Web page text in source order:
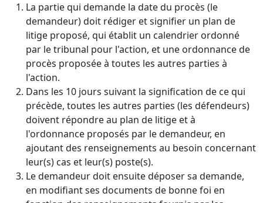
La partie qui demande la date du procès (le
demandeur) doit rédiger et signifier un plan de
litige proposé, qui établit un calendrier ordonné
par le tribunal pour l'action, et une ordonnance de
procès proposée à toutes les autres parties à
l'action.
Dans les 10 jours suivant la signification de ce qui
précède, toutes les autres parties (les défendeurs)
doivent répondre au plan de litige et à
l'ordonnance proposés par le demandeur, en
ajoutant des renseignements au besoin concernant
leur(s) cas et leur(s) poste(s).
Le demandeur doit ensuite déposer sa demande,
en modifiant ses documents de bonne foi en